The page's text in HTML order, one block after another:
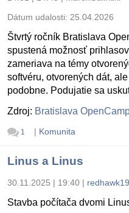
Dátum udalosti: 25.04.2026
Štvrtý ročník Bratislava
spustená možnosť
zameriava na témy
softvéru, otvorených dát,
podobne. Podujatie sa
Zdroj: Bratislava
1 | Komunita
Linus a Linus
30.11.2025 | 19:40 |
Stavba počítača dvomi